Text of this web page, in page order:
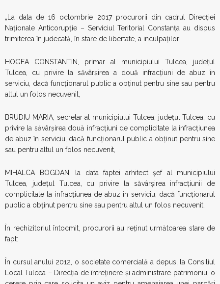
„La data de 16 octombrie 2017 procurorii din cadrul Direcției
Naționale Anticorupție – Serviciul Teritorial Constanța au dispus
trimiterea în judecată, în stare de libertate, a inculpaților:
HOGEA CONSTANTIN, primar al municipiului Tulcea, județul
Tulcea, cu privire la săvârșirea a două infracțiuni de abuz în
serviciu, dacă funcționarul public a obținut pentru sine sau pentru
altul un folos necuvenit,
BRUDIU MARIA, secretar al municipiului Tulcea, județul Tulcea, cu
privire la săvârșirea două infracțiuni de complicitate la infracțiunea
de abuz în serviciu, dacă funcționarul public a obținut pentru sine
sau pentru altul un folos necuvenit,
MIHALCA BOGDAN, la data faptei arhitect șef al municipiului
Tulcea, județul Tulcea, cu privire la săvârșirea infracțiunii de
complicitate la infracțiunea de abuz în serviciu, dacă funcționarul
public a obținut pentru sine sau pentru altul un folos necuvenit.
În rechizitoriul întocmit, procurorii au reținut următoarea stare de
fapt:
În cursul anului 2012, o societate comercială a depus, la Consiliul
Local Tulcea – Direcția de întreținere și administrare patrimoniu, o